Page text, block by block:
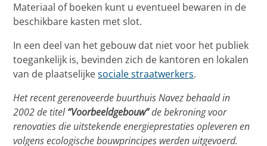
Materiaal of boeken kunt u eventueel bewaren in de
beschikbare kasten met slot.
In een deel van het gebouw dat niet voor het publiek
toegankelijk is, bevinden zich de kantoren en lokalen
van de plaatselijkesociale straatwerkers.
Het recent gerenoveerde buurthuis Navez behaald in
2002 de titel“Voorbeeldgebouw”de bekroning voor
renovaties die uitstekende energieprestaties opleveren en
volgens ecologische bouwprincipes werden uitgevoerd.